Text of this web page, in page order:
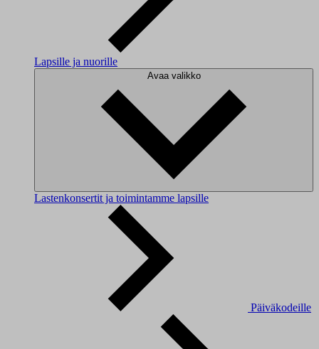
Lapsille ja nuorille
Avaa valikko
Lastenkonsertit ja toimintamme lapsille
Päiväkodeille